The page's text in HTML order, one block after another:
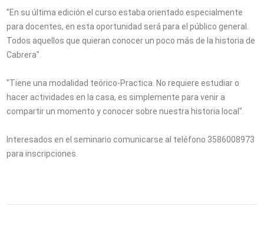
"En su última edición el curso estaba orientado especialmente
para docentes, en esta oportunidad será para el público general.
Todos aquellos que quieran conocer un poco más de la historia de
Cabrera".
"Tiene una modalidad teórico-Practica. No requiere estudiar o
hacer actividades en la casa, es simplemente para venir a
compartir un momento y conocer sobre nuestra historia local".
Interesados en el seminario comunicarse al teléfono 3586008973
para inscripciones.